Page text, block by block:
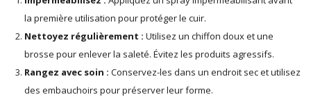
la première utilisation pour protéger le cuir.
Nettoyez régulièrement : Utilisez un chiffon doux et une
brosse pour enlever la saleté. Évitez les produits agressifs.
Rangez avec soin : Conservez-les dans un endroit sec et utilisez
des embauchoirs pour préserver leur forme.